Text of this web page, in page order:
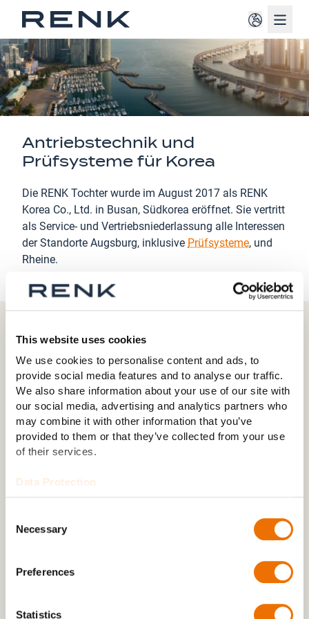
This website uses cookies
We use cookies to personalise content and ads, to
provide social media features and to analyse our traffic.
We also share information about your use of our site with
our social media, advertising and analytics partners who
may combine it with other information that you’ve
provided to them or that they’ve collected from your use
of their services.
Data Protection
Selection
Necessary
Preferences
Statistics
Antriebstechnik und
Prüfsysteme für Korea
Die RENK Tochter wurde im August 2017 als RENK
Korea Co., Ltd. in Busan, Südkorea eröffnet. Sie vertritt
als Service- und Vertriebsniederlassung alle Interessen
der Standorte Augsburg, inklusive Prüfsysteme, und
Rheine.
KONTAKT